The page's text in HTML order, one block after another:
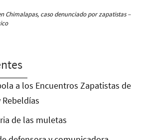
Chimalapas, caso denunciado por zapatistas –
a los Encuentros Zapatistas de
Rebeldías
de las muletas